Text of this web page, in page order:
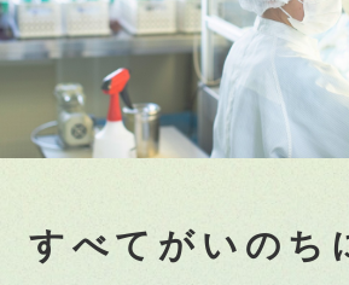
す べて が い の ち